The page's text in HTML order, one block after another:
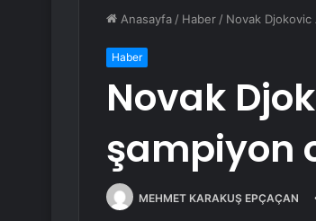
Anasayfa / Haber / Novak Djokovic
Haber
Novak
şampiyon
MEHMET KARAKUŞ EPÇAÇAN